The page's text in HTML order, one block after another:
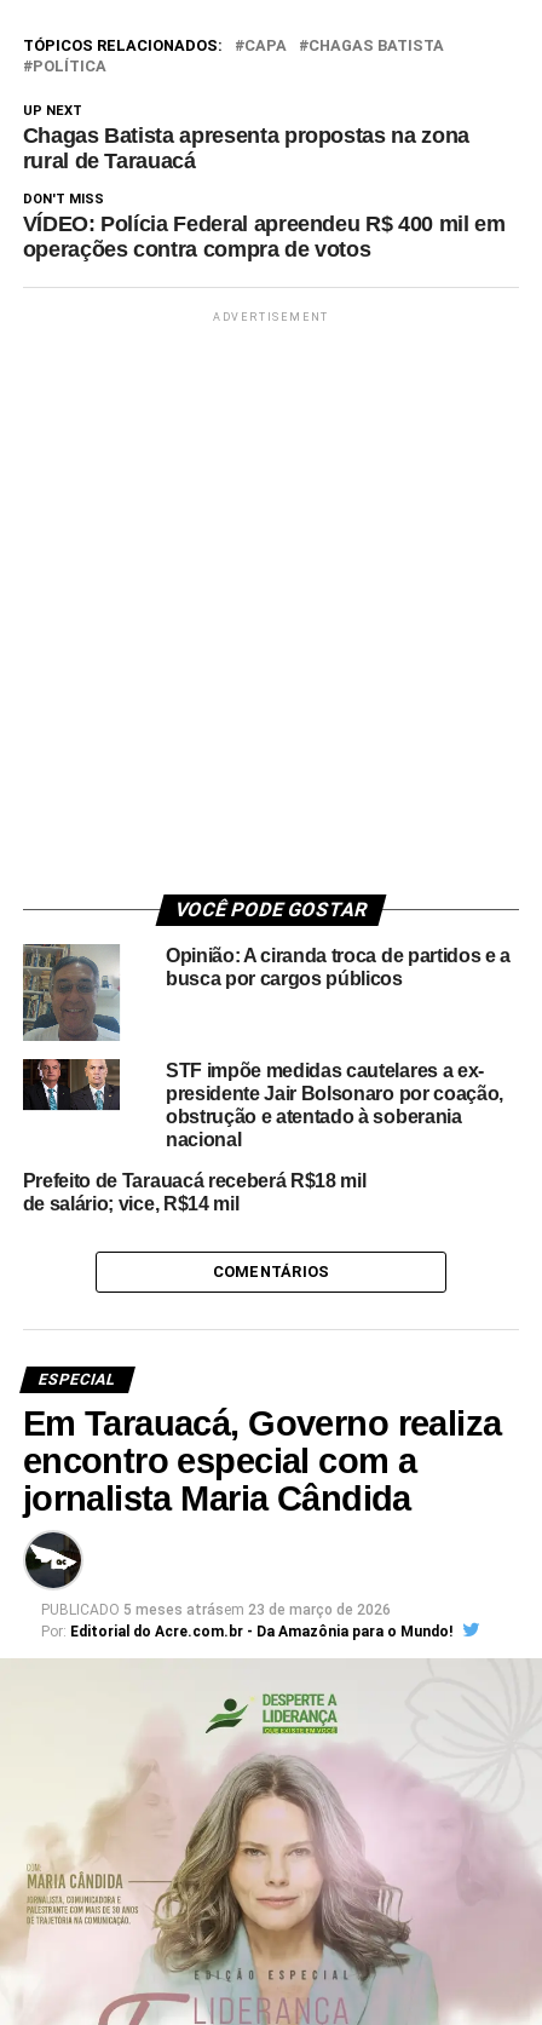
TÓPICOS RELACIONADOS: CAPA
CHAGAS BATISTA
POLÍTICA
UP NEXT
Chagas Batista apresenta propostas na zona
rural de Tarauacá
DON'T MISS
VÍDEO: Polícia Federal apreendeu R$ 400 mil em
operações contra compra de votos
ADVERTISEMENT
VOCÊ PODE GOSTAR
Opinião: A ciranda troca de partidos e a
busca por cargos públicos
STF impõe medidas cautelares a ex-
presidente Jair Bolsonaro por coação,
obstrução e atentado à soberania
nacional
Prefeito de Tarauacá receberá R$18 mil
de salário; vice, R$14 mil
COMENTÁRIOS
ESPECIAL
Em Tarauacá, Governo realiza
encontro especial com a
jornalista Maria Cândida
PUBLICADO 5 meses atrásem 23 de março de 2026
Por: Editorial do Acre.com.br - Da Amazônia para o Mundo!